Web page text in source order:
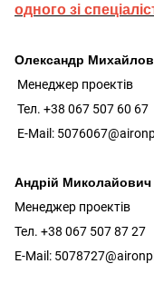
одного зі
Олександр
Менеджер проектів
Тел. +38 067 507 60 67
E-Mail:
Андрій
Менеджер проектів
Тел. +38 067 507 87 27
E-Mail: